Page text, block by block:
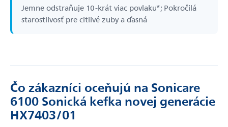
Jemne odstraňuje 10-­krát viac povlaku*; Pokročilá
starostlivosť pre citlivé zuby a ďasná
Čo zákazníci oceňujú na Sonicare
6100 Sonická kefka novej generácie
HX7403/01